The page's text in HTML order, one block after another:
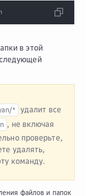
в этой
*
удалит все
, не включая
проверьте,
удалять,
команду.
файлов и папок